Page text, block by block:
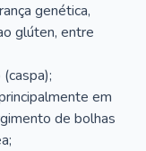
genética,
glúten, entre
em
de bolhas